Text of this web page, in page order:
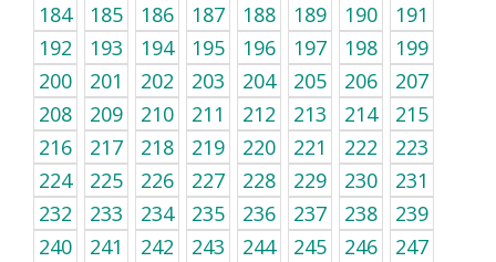
184
185 186 187 188 189 190
191
192
193 194 195 196 197 198
199
200
201 202 203 204 205 206
207
208
209 210 211 212 213 214
215
216
217 218 219 220 221 222
223
224
225 226 227 228 229 230
231
232
233 234 235 236 237 238
239
240
241 242 243 244 245 246
247